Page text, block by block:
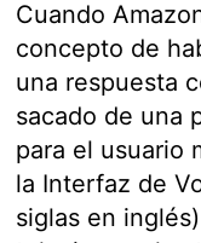
Cuando
concepto de
una respuesta
sacado de una
para el usuario
la Interfaz de
siglas en